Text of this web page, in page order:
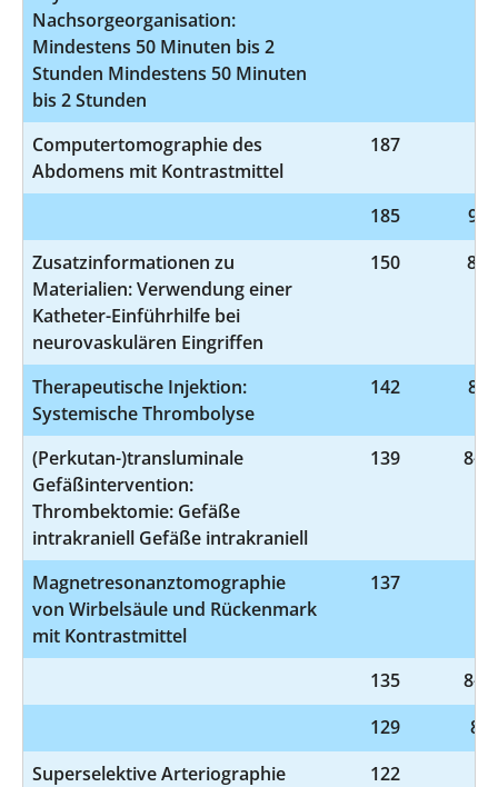
Nachsorgeorganisation:
Mindestens 50 Minuten bis 2
Stunden Mindestens 50 Minuten
bis 2 Stunden
Computertomographie des
Abdomens mit Kontrastmittel
187
185
9-
Zusatzinformationen zu
Materialien: Verwendung einer
Katheter-Einführhilfe bei
neurovaskulären Eingriffen
150 8-
Therapeutische Injektion:
Systemische Thrombolyse
142 8-
(Perkutan-)transluminale
Gefäßintervention:
Thrombektomie: Gefäße
intrakraniell Gefäße intrakraniell
139 8-
Magnetresonanztomographie
von Wirbelsäule und Rückenmark
mit Kontrastmittel
137
135
8-
129
8-
Superselektive Arteriographie
122